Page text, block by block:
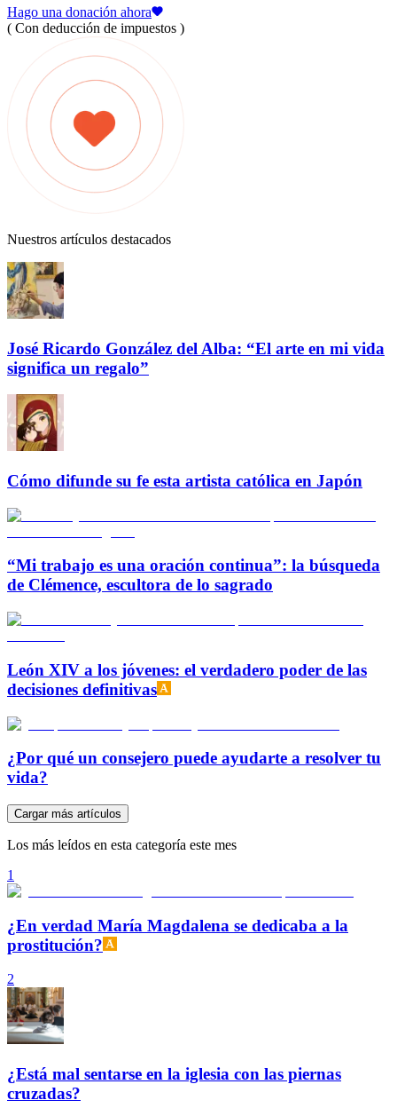
Hago una donación ahora
( Con deducción de impuestos )
Nuestros artículos destacados
José Ricardo González del Alba: “El arte en mi vida
significa un regalo”
Cómo difunde su fe esta artista católica en Japón
“Mi trabajo es una oración continua”: la búsqueda
de Clémence, escultora de lo sagrado
León XIV a los jóvenes: el verdadero poder de las
decisiones definitivas
¿Por qué un consejero puede ayudarte a resolver tu
vida?
Cargar más artículos
Los más leídos en esta categoría este mes
1
¿En verdad María Magdalena se dedicaba a la
prostitución?
2
¿Está mal sentarse en la iglesia con las piernas
cruzadas?